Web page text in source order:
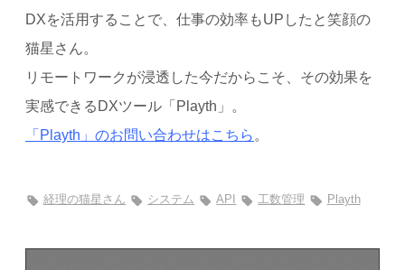
DXを活用することで、仕事の効率もUPしたと笑顔の
猫星さん。
リモートワークが浸透した今だからこそ、その効果を
実感できるDXツール「Playth」。
「Playth」のお問い合わせはこちら 。
経理の猫星さん システム API 工数管理 Playth